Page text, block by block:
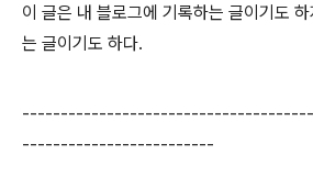
이 글은 내 블로그에 기록하는 글이기도
는 글이기도 하다.
-------------------------